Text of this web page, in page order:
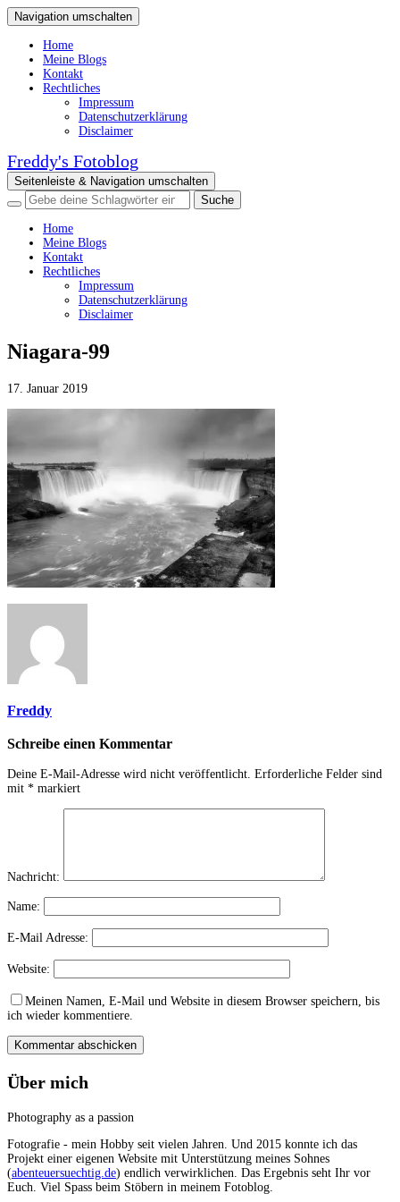
Navigation umschalten
Home
Meine Blogs
Kontakt
Rechtliches
Impressum
Datenschutzerklärung
Disclaimer
Freddy's Fotoblog
Seitenleiste & Navigation umschalten
Home
Meine Blogs
Kontakt
Rechtliches
Impressum
Datenschutzerklärung
Disclaimer
Niagara-99
17. Januar 2019
Freddy
Schreibe einen Kommentar
Deine E-Mail-Adresse wird nicht veröffentlicht. Erforderliche Felder sind
mit * markiert
Nachricht:
Name:
E-Mail Adresse:
Website:
Meinen Namen, E-Mail und Website in diesem Browser speichern, bis
ich wieder kommentiere.
Über mich
Photography as a passion
Fotografie - mein Hobby seit vielen Jahren. Und 2015 konnte ich das
Projekt einer eigenen Website mit Unterstützung meines Sohnes
(abenteuersuechtig.de) endlich verwirklichen. Das Ergebnis seht Ihr vor
Euch. Viel Spass beim Stöbern in meinem Fotoblog.